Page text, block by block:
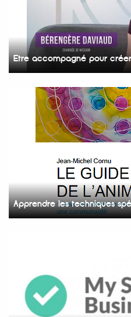
Etre accompagné pour
Apprendre les techniques